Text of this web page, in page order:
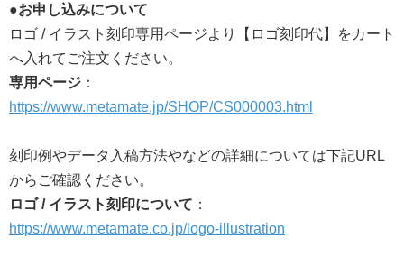
●お申し込みについて
ロゴ / イラスト刻印専用ページより【ロゴ刻印代】をカート
へ入れてご注文ください。
専用ページ ：
https://www.metamate.jp/SHOP/CS000003.html
刻印例やデータ入稿方法やなどの詳細については下記URL
からご確認ください。
ロゴ / イラスト刻印について ：
https://www.metamate.co.jp/logo-illustration